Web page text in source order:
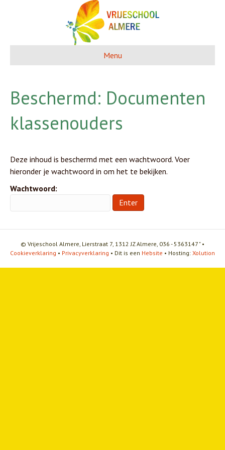
Menu
Beschermd: Documenten
klassenouders
Deze inhoud is beschermd met een wachtwoord. Voer
hieronder je wachtwoord in om het te bekijken.
Wachtwoord:
© Vrijeschool Almere, Lierstraat 7, 1312 JZ Almere, 036 - 5363147 " •
Cookieverklaring • Privacyverklaring • Dit is een Hebsite • Hosting: Xolution